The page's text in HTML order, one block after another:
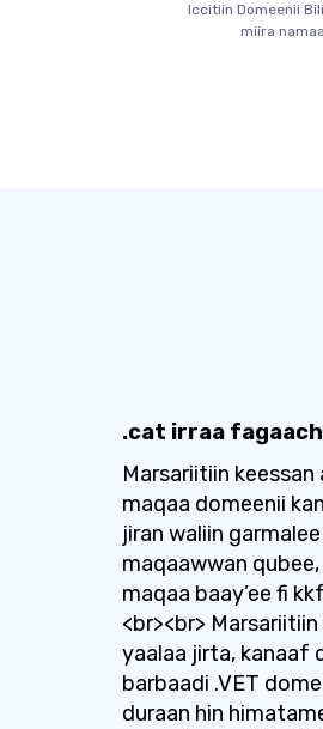
Iccitiin Domeenii
miira
.cat irraa
Marsariitiin
maqaa domeenii
jiran waliin
maqaawwan
maqaa baay’ee fi
<br><br>
yaalaa jirta, kanaaf
barbaadi .VET
duraan hin